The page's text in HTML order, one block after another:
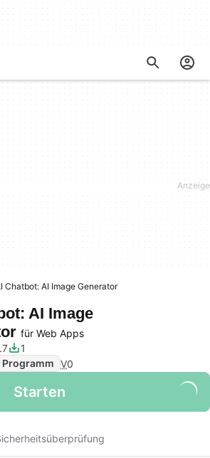
Chatbot: AI Image Generator
AI Image
für Web Apps
1
V0
Starten